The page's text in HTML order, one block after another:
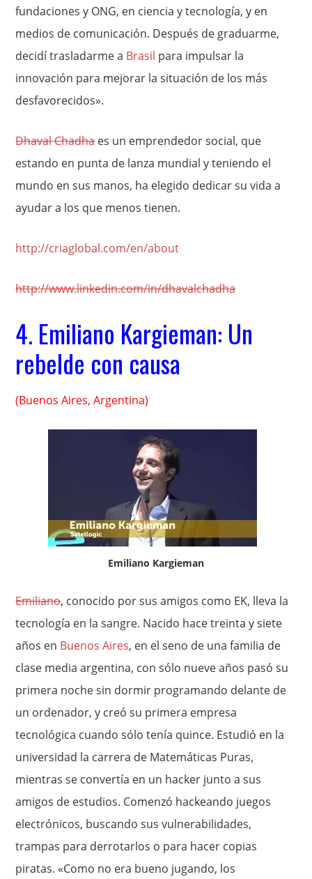
fundaciones y ONG, en ciencia y tecnología, y en
medios de comunicación. Después de graduarme,
decidí trasladarme a Brasil para impulsar la
innovación para mejorar la situación de los más
desfavorecidos».
Dhaval Chadhaes un emprendedor social, que
estando en punta de lanza mundial y teniendo el
mundo en sus manos, ha elegido dedicar su vida a
ayudar a los que menos tienen.
http://criaglobal.com/en/about
http://www.linkedin.com/in/dhavalchadha
4. Emiliano Kargieman: Un
rebelde con causa
(Buenos Aires, Argentina)
Emiliano Kargieman
Emiliano, conocido por sus amigos como EK, lleva la
tecnología en la sangre. Nacido hace treinta y siete
años en Buenos Aires, en el seno de una familia de
clase media argentina, con sólo nueve años pasó su
primera noche sin dormir programando delante de
un ordenador, y creó su primera empresa
tecnológica cuando sólo tenía quince. Estudió en la
universidad la carrera de Matemáticas Puras,
mientras se convertía en un hacker junto a sus
amigos de estudios. Comenzó hackeando juegos
electrónicos, buscando sus vulnerabilidades,
trampas para derrotarlos o para hacer copias
piratas. «Como no era bueno jugando, los